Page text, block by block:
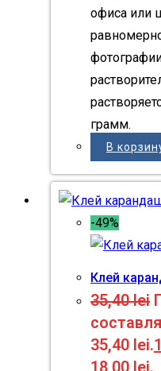
офиса или
грамм.
В
-49%
Клей
35,40lei
35,40 lei.